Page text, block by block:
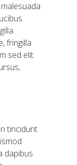
fringilla
sed elit
tincidunt
dapibus